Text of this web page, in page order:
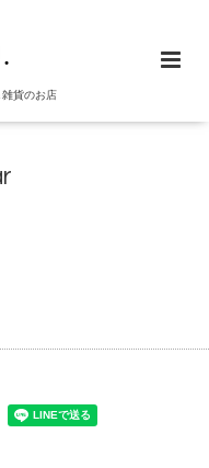
貨のお店